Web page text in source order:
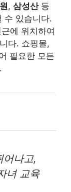
, 삼성산등
수 있습니다.
에 위치하여
다. 쇼핑몰,
필요한 모든
어나고,
녀 교육